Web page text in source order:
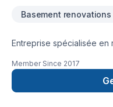
accompagnons avec
finale.
Basement renovations
Entreprise spécialisée en
bain,cuisine,portes et
Member Since 2017